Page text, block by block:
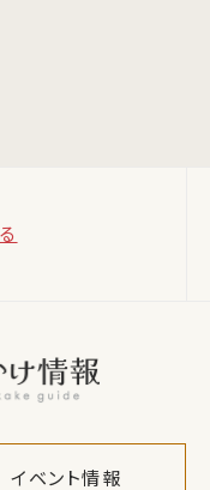
イベント情報